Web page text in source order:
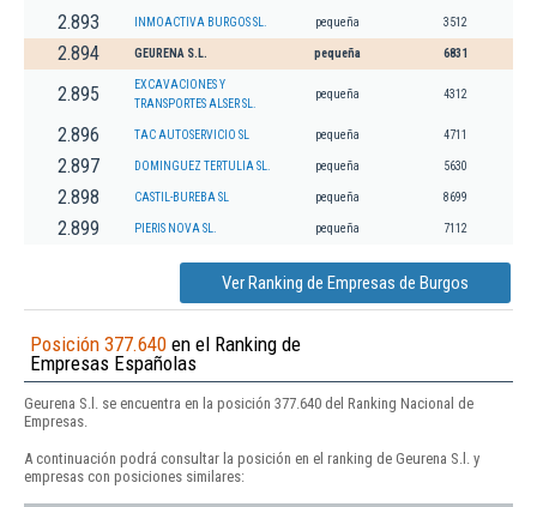
2.893 INMOACTIVA BURGOS SL. pequeña 3512
2.894 GEURENA S.L. pequeña 6831
2.895
EXCAVACIONES Y
TRANSPORTES ALSER SL.
pequeña 4312
2.896 TAC AUTOSERVICIO SL pequeña 4711
2.897 DOMINGUEZ TERTULIA SL. pequeña 5630
2.898 CASTIL-BUREBA SL pequeña 8699
2.899 PIERIS NOVA SL. pequeña 7112
Ver Ranking de Empresas de Burgos
Posición 377.640 en el Ranking de
Empresas Españolas
Geurena S.l. se encuentra en la posición 377.640 del Ranking Nacional de
Empresas.
A continuación podrá consultar la posición en el ranking de Geurena S.l. y
empresas con posiciones similares: